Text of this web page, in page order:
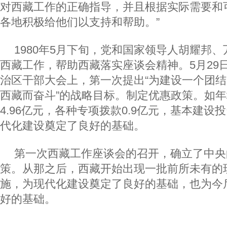
对西藏工作的正确指导，并且根据实际需要
各地积极给他们以支持和帮助。”
1980年5月下旬，党和国家领导人胡耀邦
西藏工作，帮助西藏落实座谈会精神。5月29
治区干部大会上，第一次提出“为建设一个团
西藏而奋斗”的战略目标。制定优惠政策。如
4.96亿元，各种专项拨款0.9亿元，基本建设
代化建设奠定了良好的基础。
第一次西藏工作座谈会的召开，确立了中
策。从那之后，西藏开始出现一批前所未有
施，为现代化建设奠定了良好的基础，也为
好的基础。